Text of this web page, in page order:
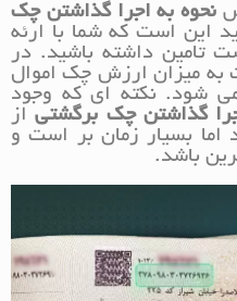
نحوه به اجرا گذاشتن چک
این است که شما با ارئه
تامین داشته باشید. در
به میزان ارزش چک اموال
شود. نکته ای که وجود
گذاشتن چک برگشتیاز
اما بسیار زمان بر است و
باشد.